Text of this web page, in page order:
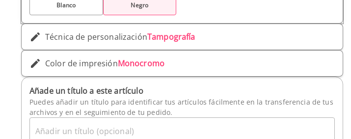
Blanco Negro
Técnica de personalizaciónTampografía
Color de impresiónMonocromo
Añade un título a este artículo
Puedes añadir un título para identificar tus artículos fácilmente en la transferencia de tus
archivos y en el seguimiento de tu pedido.
Añadir un título (opcional)